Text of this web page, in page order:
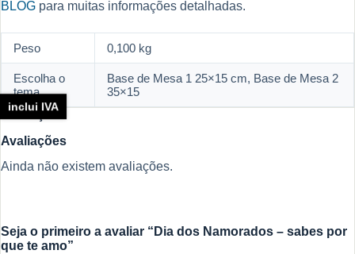
BLOG para muitas informações detalhadas.
Peso 0,100 kg
Escolha o
tema
Base de Mesa 1 25×15 cm, Base de Mesa 2
35×15
Avaliações
Avaliações
Ainda não existem avaliações.
Seja o primeiro a avaliar “Dia dos Namorados – sabes por
que te amo”
inclui IVA